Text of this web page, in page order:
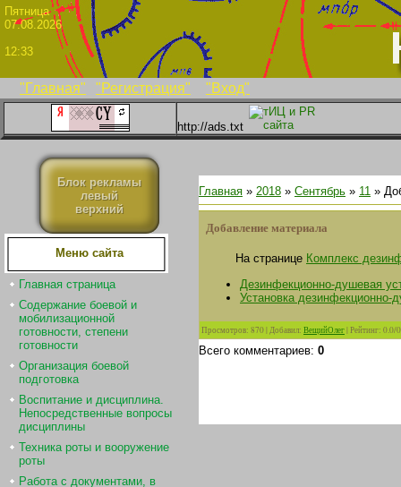
"Главная" "Регистрация" "Вход"
07.08.2026
12:33
http://ads.txt
Блок рекламы
левый
верхний
Меню сайта
Главная страница
Содержание боевой и
мобилизационной
готовности, степени
готовности
Организация боевой
подготовка
Воспитание и дисциплина.
Непосредственные вопросы
дисциплины
Техника роты и вооружение
роты
Работа с документами, в
Главная » 2018 » Сентябрь » 11 »
Добавление материала
На странице Комплекс
Дезинфекционно-душевая
Установка дезинфекционно-
Просмотров: 870|Добавил: ВещийОлег|Рейтинг: 0.0/0
Всего комментариев: 0